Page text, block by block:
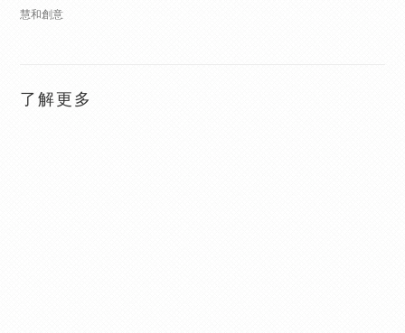
慧和創意
了解更多